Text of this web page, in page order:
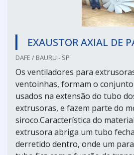
EXAUSTOR AXIAL DE
DAFE / BAURU - SP
Os ventiladores para
ventoinhas, formam o
usados na extensão do tubo
extrusoras, e fazem parte do
siroco.Característica do
extrusora abriga um tubo
derretido dentro, onde um